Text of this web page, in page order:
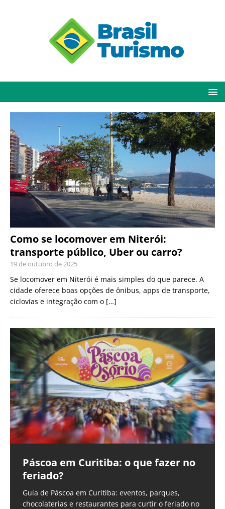
Como se locomover em Niterói:
transporte público, Uber ou carro?
19 de outubro de 2025
Se locomover em Niterói é mais simples do que parece. A
cidade oferece boas opções de ônibus, apps de transporte,
ciclovias e integração com o […]
Páscoa em Curitiba: o que fazer no
feriado?
Guia de Páscoa em Curitiba: eventos, parques,
chocolaterias e restaurantes para curtir o feriado no
Qual o horário do Parque Barigui?
Veja o horário do Parque Barigui, os melhores
momentos para visitar, picos de movimento e
serviços do entorno. Aproveite o parque ao máximo.